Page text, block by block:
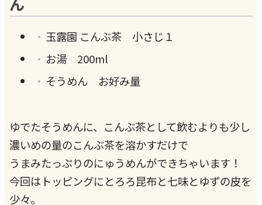
玉露園 こんぶ茶 小さじ１
お湯 200ml
そうめん お好み量
ゆでたそうめんに、こんぶ茶として飲むよりも少し
濃いめの量のこんぶ茶を溶かすだけで
うまみたっぷりのにゅうめんができちゃいます！
今回はトッピングにとろろ昆布と七味とゆずの皮を
少々。